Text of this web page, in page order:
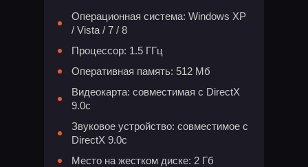
Операционная система: Windows XP
/ Vista / 7 / 8
Процессор: 1.5 ГГц
Оперативная память: 512 Мб
Видеокарта: совместимая с DirectX
9.0с
Звуковое устройство: совместимое с
DirectX 9.0с
Место на жестком диске: 2 Гб